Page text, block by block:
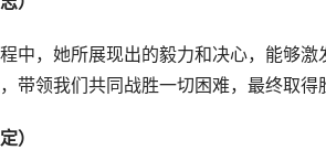
中，她所展现出的毅力和决心，能够
带领我们共同战胜一切困难，最终取得
）